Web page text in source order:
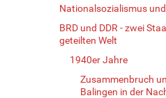
Nationalsozialismus
BRD und DDR - zwei
geteilten Welt
1940er Jahre
Zusammenbruch
Balingen in der